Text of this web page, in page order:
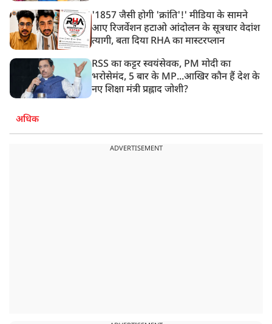
'1857 जैसी होगी 'क्रांति'!' मीडिया के सामने
आए रिजर्वेशन हटाओ आंदोलन के सूत्रधार वेदांश
त्यागी, बता दिया RHA का मास्टरप्लान
RSS का कट्टर स्वयंसेवक, PM मोदी का
भरोसेमंद, 5 बार के MP...आखिर कौन हैं देश के
नए शिक्षा मंत्री प्रह्लाद जोशी?
अधिक
ADVERTISEMENT